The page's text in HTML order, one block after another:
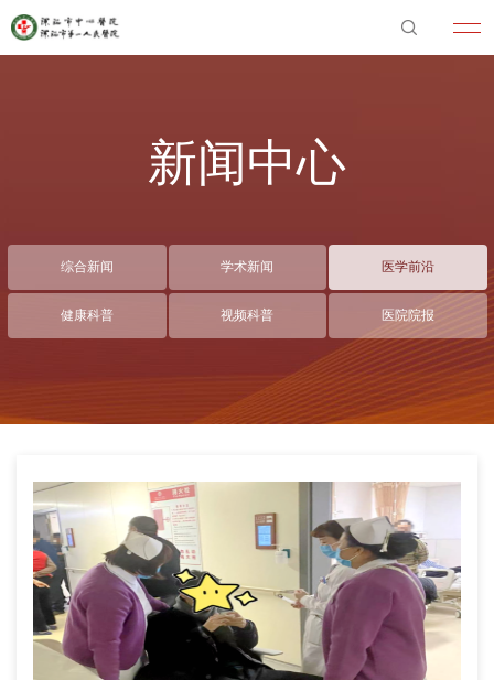
新闻中心
综合新闻 学术新闻 医学前沿
健康科普 视频科普 医院院报